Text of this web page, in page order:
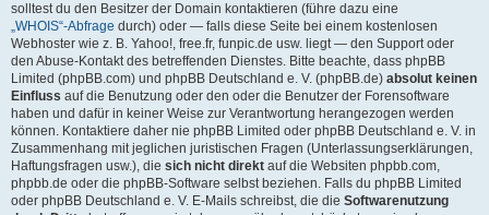
solltest du den Besitzer der Domain kontaktieren (führe dazu eine
„WHOIS“-Abfrage durch) oder — falls diese Seite bei einem kostenlosen
Webhoster wie z. B. Yahoo!, free.fr, funpic.de usw. liegt — den Support oder
den Abuse-Kontakt des betreffenden Dienstes. Bitte beachte, dass phpBB
Limited (phpBB.com) und phpBB Deutschland e. V. (phpBB.de) absolut keinen
Einfluss auf die Benutzung oder den oder die Benutzer der Forensoftware
haben und dafür in keiner Weise zur Verantwortung herangezogen werden
können. Kontaktiere daher nie phpBB Limited oder phpBB Deutschland e. V. in
Zusammenhang mit jeglichen juristischen Fragen (Unterlassungserklärungen,
Haftungsfragen usw.), die sich nicht direkt auf die Websiten phpbb.com,
phpbb.de oder die phpBB-Software selbst beziehen. Falls du phpBB Limited
oder phpBB Deutschland e. V. E-Mails schreibst, die die Softwarenutzung